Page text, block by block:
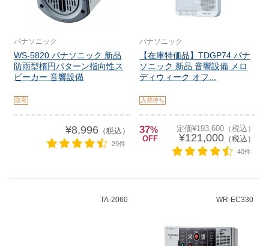
パナソニック
WS-5820 パナソニック 新品
防雨型楕円パターン指向性ス
ピーカー 音響設備
取寄
¥8,996（税込）
29件
パナソニック
【在庫特価品】TDGP74 パナ
ソニック 新品 音響設備 メロ
ディウィーク オフ...
入荷待ち
37%
OFF
定価¥193,600（税込）
¥121,000（税込）
40件
TA-2060 WR-EC330